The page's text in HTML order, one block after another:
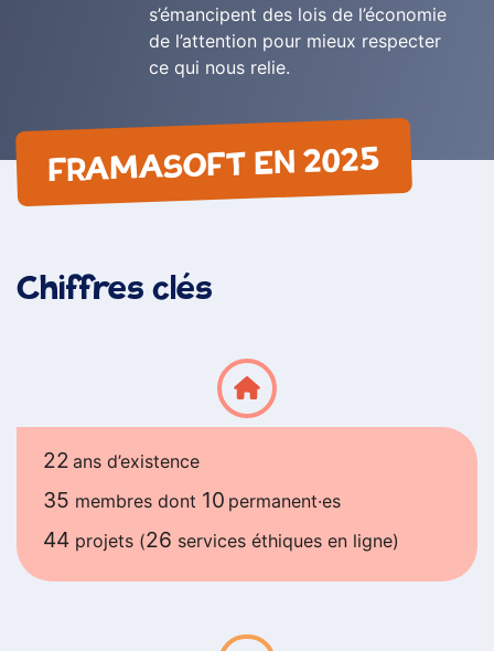
s’émancipent des lois de l’économie
de l’attention pour mieux respecter
ce qui nous relie.
FRAMASOFT EN 2025
Chiffres clés
22 ans d’existence
35 membres dont 10 permanent·es
44 projets (26 services éthiques en ligne)